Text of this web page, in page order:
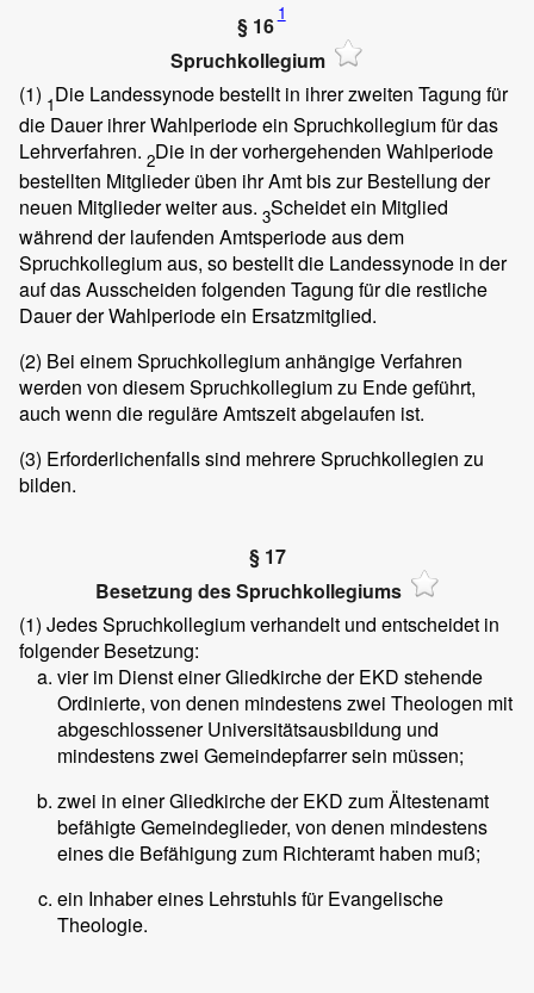
§ 16 1
Spruchkollegium
(1) 1Die Landessynode bestellt in ihrer zweiten Tagung für
die Dauer ihrer Wahlperiode ein Spruchkollegium für das
Lehrverfahren. 2Die in der vorhergehenden Wahlperiode
bestellten Mitglieder üben ihr Amt bis zur Bestellung der
neuen Mitglieder weiter aus. 3Scheidet ein Mitglied
während der laufenden Amtsperiode aus dem
Spruchkollegium aus, so bestellt die Landessynode in der
auf das Ausscheiden folgenden Tagung für die restliche
Dauer der Wahlperiode ein Ersatzmitglied.
(2) Bei einem Spruchkollegium anhängige Verfahren
werden von diesem Spruchkollegium zu Ende geführt,
auch wenn die reguläre Amtszeit abgelaufen ist.
(3) Erforderlichenfalls sind mehrere Spruchkollegien zu
bilden.
§ 17
Besetzung des Spruchkollegiums
(1) Jedes Spruchkollegium verhandelt und entscheidet in
folgender Besetzung:
vier im Dienst einer Gliedkirche der EKD stehende
Ordinierte, von denen mindestens zwei Theologen mit
abgeschlossener Universitätsausbildung und
mindestens zwei Gemeindepfarrer sein müssen;
zwei in einer Gliedkirche der EKD zum Ältestenamt
befähigte Gemeindeglieder, von denen mindestens
eines die Befähigung zum Richteramt haben muß;
ein Inhaber eines Lehrstuhls für Evangelische
Theologie.